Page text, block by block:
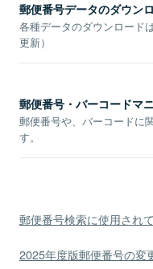
郵便番号データのダウン
各種データのダウンロード
更新）
郵便番号・バーコードマ
郵便番号や、バーコードに
す。
郵便番号検索に使用され
2025年度版郵便番号の変